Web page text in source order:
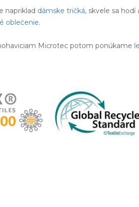
napriklad dámske tričká, skvele sa hodí
oblečenie.
Microtec potom ponúkame